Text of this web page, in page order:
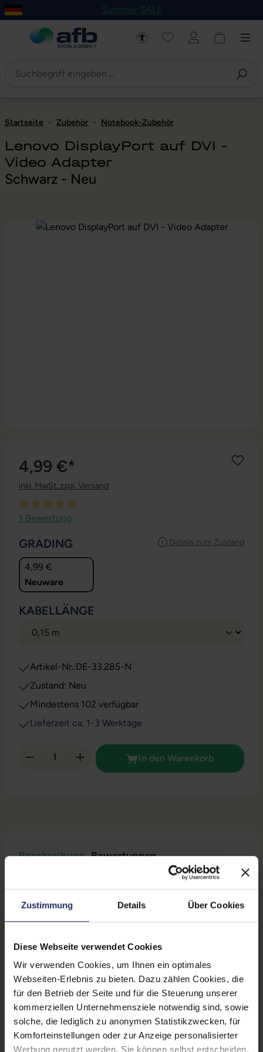
Zustimmung Details Über Cookies
Diese Webseite verwendet Cookies
Wir verwenden Cookies, um Ihnen ein optimales
Webseiten-Erlebnis zu bieten. Dazu zählen Cookies, die
für den Betrieb der Seite und für die Steuerung unserer
kommerziellen Unternehmensziele notwendig sind, sowie
solche, die lediglich zu anonymen Statistikzwecken, für
Komforteinstellungen oder zur Anzeige personalisierter
Werbung genutzt werden. Sie können selbst entscheiden,
Hauptinhalt springen
Zur Navigation der B2B-Plattform springen
Summer SALE
Startseite - Zubehör - Notebook-Zubehör
Lenovo DisplayPort auf DVI -
Video Adapter
Schwarz - Neu
Bildergalerie überspringen
4,99 €*
inkl. MwSt. zzgl. Versand
Durchschnittliche Bewertung von 5 von 5 Sternen
1 Bewertung
Details zum Zustand
GRADING
4,99 €
Neuware
KABELLÄNGE
Artikel-Nr.:DE-33.285-N
Zustand: Neu
Mindestens 102 verfügbar
Lieferzeit ca. 1-3 Werktage
Produkt Anzahl: Gib den gewünschten
In den Warenkorb
Beschreibung Bewertungen
Sicherheit & Herstellerinformationen
Technische Daten
Grading: Neuware
Anschluss B: 1x DVI-D
Kabellänge: 0,15 m
Produkttyp: Displayport Adapter
Anschluss A: 1x DisplayPort